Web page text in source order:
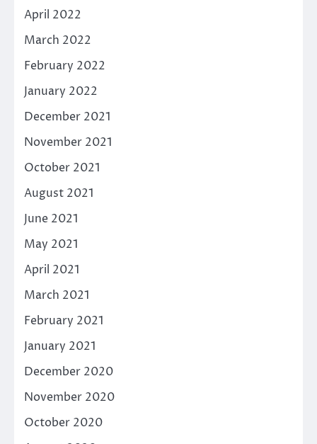
April 2022
March 2022
February 2022
January 2022
December 2021
November 2021
October 2021
August 2021
June 2021
May 2021
April 2021
March 2021
February 2021
January 2021
December 2020
November 2020
October 2020